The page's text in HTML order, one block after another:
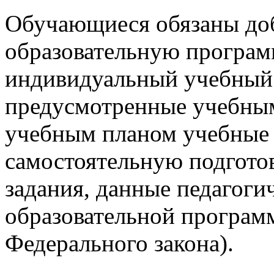
Обучающиеся обязаны
образовательную
индивидуальный
предусмотренные
учебным планом учебные
самостоятельную
задания, данные
образовательной
Федерального закона).